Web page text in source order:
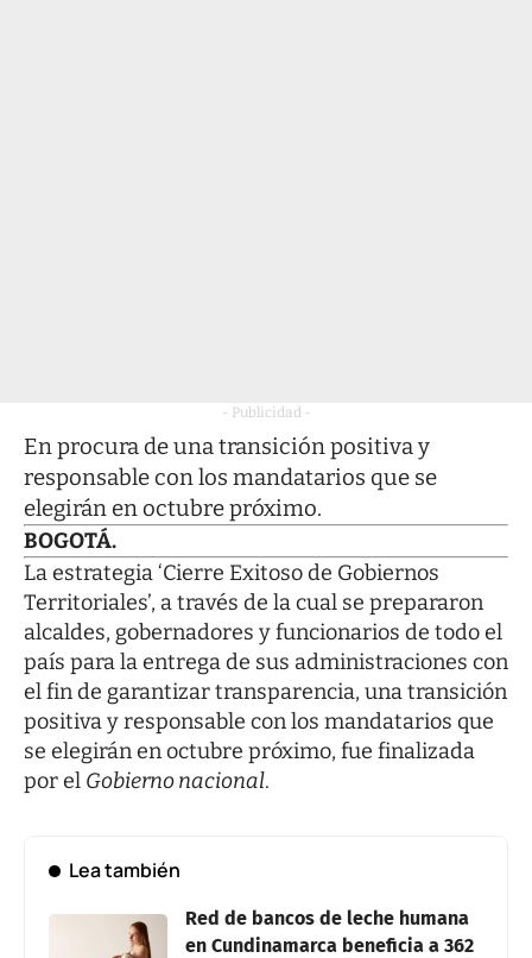
- Publicidad -
En procura de una transición positiva y
responsable con los mandatarios que se
elegirán en octubre próximo.
BOGOTÁ.
La estrategia ‘Cierre Exitoso de Gobiernos
Territoriales’, a través de la cual se prepararon
alcaldes, gobernadores y funcionarios de todo el
país para la entrega de sus administraciones con
el fin de garantizar transparencia, una transición
positiva y responsable con los mandatarios que
se elegirán en octubre próximo, fue finalizada
por el Gobierno nacional.
Lea también
Red de bancos de leche humana
en Cundinamarca beneficia a 362